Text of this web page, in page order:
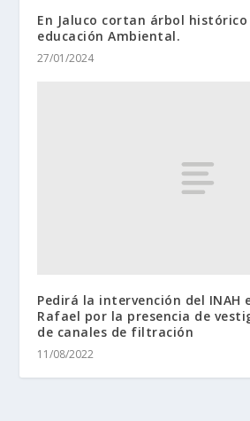
En Jaluco cortan árbol
educación Ambiental.
27/01/2024
Pedirá la intervención del INAH
Rafael por la presencia de
de canales de filtración
11/08/2022